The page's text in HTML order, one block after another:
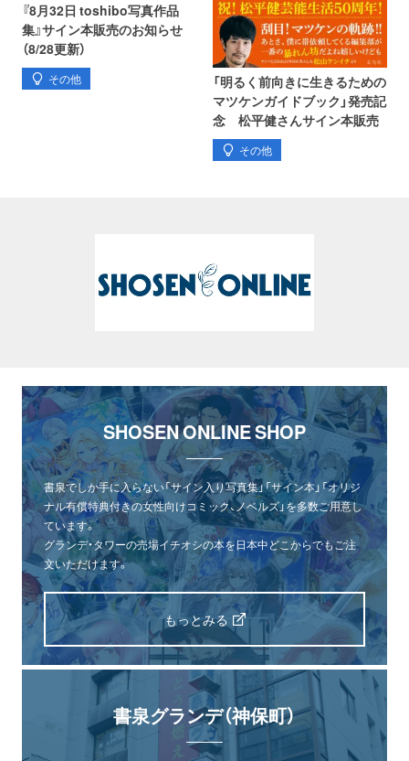
『8月32日 toshibo写真作品
集』サイン本販売のお知らせ
（8/28更新）
その他
「明るく前向きに生きるための
マツケンガイドブック」発売記
念 松平健さんサイン本販売
その他
SHOSEN ONLINE SHOP
書泉でしか手に入らない「サイン入り写真集」「サイン本」「オリジ
ナル有償特典付きの女性向けコミック、ノベルズ」を多数ご用意し
ています。
グランデ・タワーの売場イチオシの本を日本中どこからでもご注
文いただけます。
もっとみる
書泉グランデ（神保町）